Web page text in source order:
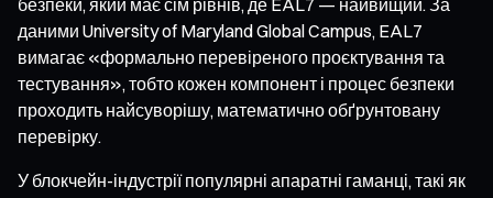
даними University of Maryland Global Campus, EAL7
вимагає «формально перевіреного проєктування та
тестування», тобто кожен компонент і процес безпеки
проходить найсуворішу, математично обґрунтовану
перевірку.
У блокчейн-індустрії популярні апаратні гаманці, такі як